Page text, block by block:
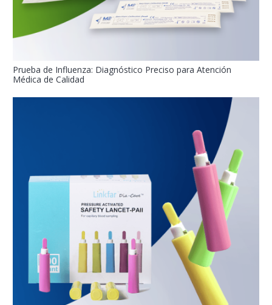
Prueba de Influenza: Diagnóstico Preciso para Atención
Médica de Calidad